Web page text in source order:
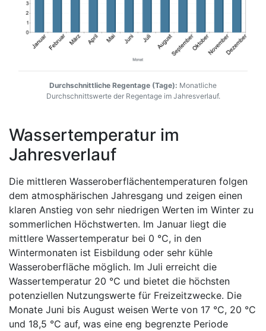
Durchschnittliche Regentage (Tage): Monatliche
Durchschnittswerte der Regentage im Jahresverlauf.
Wassertemperatur im
Jahresverlauf
Die mittleren Wasseroberflächentemperaturen folgen
dem atmosphärischen Jahresgang und zeigen einen
klaren Anstieg von sehr niedrigen Werten im Winter zu
sommerlichen Höchstwerten. Im Januar liegt die
mittlere Wassertemperatur bei 0 °C, in den
Wintermonaten ist Eisbildung oder sehr kühle
Wasseroberfläche möglich. Im Juli erreicht die
Wassertemperatur 20 °C und bietet die höchsten
potenziellen Nutzungswerte für Freizeitzwecke. Die
Monate Juni bis August weisen Werte von 17 °C, 20 °C
und 18,5 °C auf, was eine eng begrenzte Periode